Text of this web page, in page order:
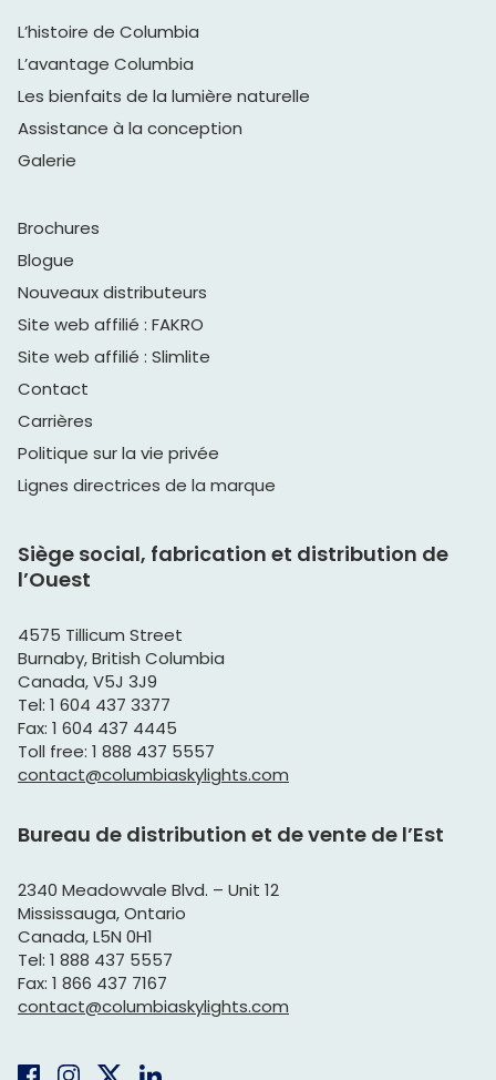
L’histoire de Columbia
L’avantage Columbia
Les bienfaits de la lumière naturelle
Assistance à la conception
Galerie
Brochures
Blogue
Nouveaux distributeurs
Site web affilié : FAKRO
Site web affilié : Slimlite
Contact
Carrières
Politique sur la vie privée
Lignes directrices de la marque
Siège social, fabrication et distribution de
l’Ouest
4575 Tillicum Street
Burnaby, British Columbia
Canada, V5J 3J9
Tel: 1 604 437 3377
Fax: 1 604 437 4445
Toll free: 1 888 437 5557
contact@columbiaskylights.com
Bureau de distribution et de vente de l’Est
2340 Meadowvale Blvd. – Unit 12
Mississauga, Ontario
Canada, L5N 0H1
Tel: 1 888 437 5557
Fax: 1 866 437 7167
contact@columbiaskylights.com